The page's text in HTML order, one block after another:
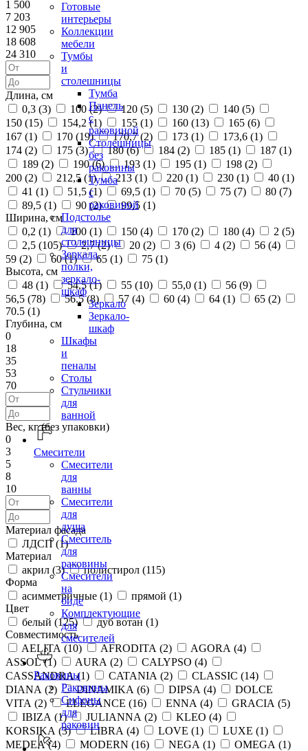
Готовые
интерьеры
Коллекции
мебели
Тумбы
и
столешницы
Тумба
Панель
с
раковиной
Столешницы
без
раковины
Тумба
с
раковиной
Подстолье
для
столешницы
Зеркала,
полки,
зеркало-
шкаф
Зеркало
Зеркало-
шкаф
Шкафы
и
пеналы
Столы
Стульчики
для
ванной
Смесители
Смесители
для
ванны
Смесители
для
душа
Смеситель
для
раковины
Смесители
на
биде
Комплектующие
для
смесителей
Раковины
Раковины
Сифоны
для
раковин
1 500
7 203
12 905
18 608
24 310
Длина, см
0,3 (3) 100 (2) 120 (5) 130 (2) 140 (5)
150 (15) 154,2 (1) 155 (1) 160 (13) 165 (6)
167 (1) 170 (19) 170,7 (2) 173 (1) 173,6 (1)
174 (2) 175 (3) 180 (6) 184 (2) 185 (1) 187 (1)
189 (2) 190 (6) 193 (1) 195 (1) 198 (2)
200 (2) 212,5 (1) 213 (1) 220 (1) 230 (1) 40 (1)
41 (1) 51,5 (1) 69,5 (1) 70 (5) 75 (7) 80 (7)
89,5 (1) 90 (2) 99,5 (1)
Ширина, см
0,2 (1) 100 (1) 150 (4) 170 (2) 180 (4) 2 (5)
2,5 (105) 2,7 (2) 20 (2) 3 (6) 4 (2) 56 (4)
59 (2) 60 (1) 65 (1) 75 (1)
Высота, см
48 (1) 54,5 (1) 55 (10) 55,0 (1) 56 (9)
56,5 (78) 56.5 (8) 57 (4) 60 (4) 64 (1) 65 (2)
70.5 (1)
Глубина, см
0
18
35
53
70
Вес, кг (без упаковки)
0
3
5
8
10
Материал фасада
ЛДСП (1)
Материал
акрил (3) полистирол (115)
Форма
асимметричные (1) прямой (1)
Цвет
белый (125) дуб вотан (1)
Совместимость
AELITA (10) AFRODITA (2) AGORA (4)
ASSOL (1) AURA (2) CALYPSO (4)
CASSANDRA (1) CATANIA (2) CLASSIC (14)
DIANA (2) DINAMIKA (6) DIPSA (4)
DOLCE
VITA (2) ELEGANCE (16) ENNA (4) GRACIA (5)
IBIZA (1) JULIANNA (2) KLEO (4)
KORSIKA (3) LIBRA (4) LOVE (1) LUXE (1)
MEDEA (4) MODERN (16) NEGA (1) OMEGA (1)